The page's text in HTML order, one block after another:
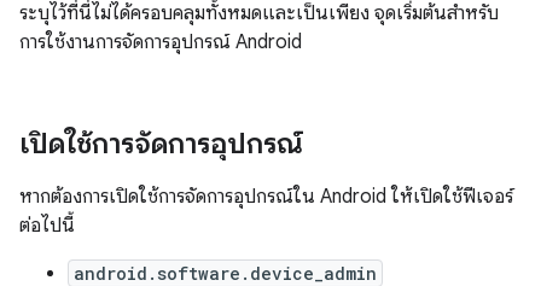
ระบุไว้ที่นี่ไม่ได้ครอบคลุมทั้งหมดและเป็นเพียง จุดเริ่มต้นสำหรับ
การใช้งานการจัดการอุปกรณ์ Android
เปิดใช้การจัดการอุปกรณ์
หากต้องการเปิดใช้การจัดการอุปกรณ์ใน Android ให้เปิดใช้ฟีเจอร์
ต่อไปนี้
android.software.device_admin